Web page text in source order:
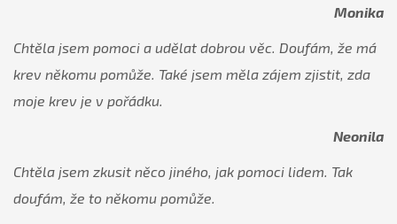
Monika
Chtěla jsem pomoci a udělat dobrou věc. Doufám, že má
krev někomu pomůže. Také jsem měla zájem zjistit, zda
moje krev je v pořádku.
Neonila
Chtěla jsem zkusit něco jiného, jak pomoci lidem. Tak
doufám, že to někomu pomůže.